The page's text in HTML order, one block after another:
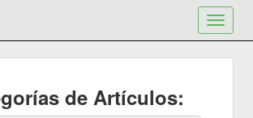
Toggle
de Artículos: